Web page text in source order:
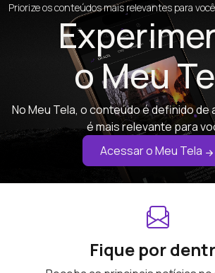
Priorize os conteúdos mais relevantes para você
o Meu
No Meu Tela, o conteúdo é definido de
é mais relevante para
Acessar o Meu Tela
Fique por